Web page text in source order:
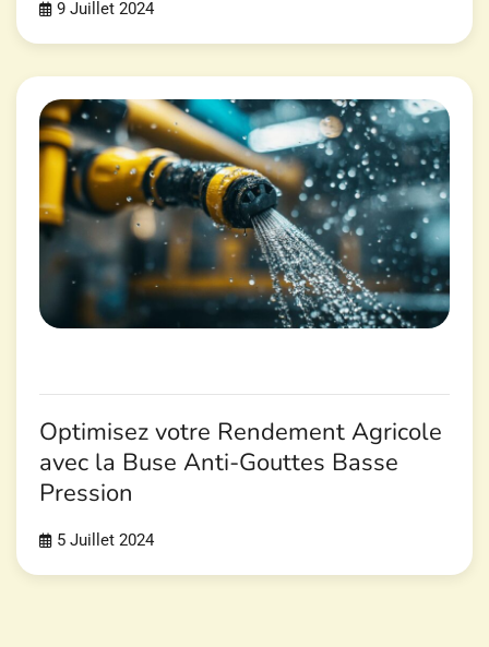
9 Juillet 2024
Optimisez votre Rendement Agricole
avec la Buse Anti-Gouttes Basse
Pression
5 Juillet 2024